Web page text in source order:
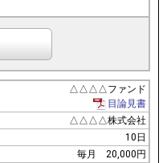
△△△△ファンド
目論見書
△△△△株式会社
10日
毎月
20,000円